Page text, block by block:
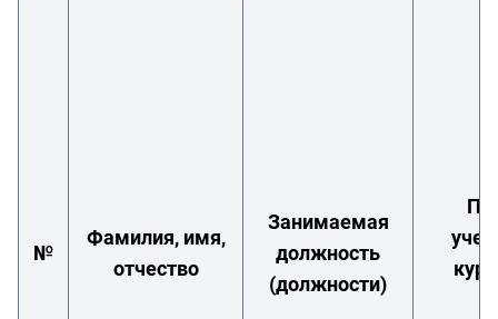
№
Фамилия, имя,
отчество
Занимаемая
должность
(должности)